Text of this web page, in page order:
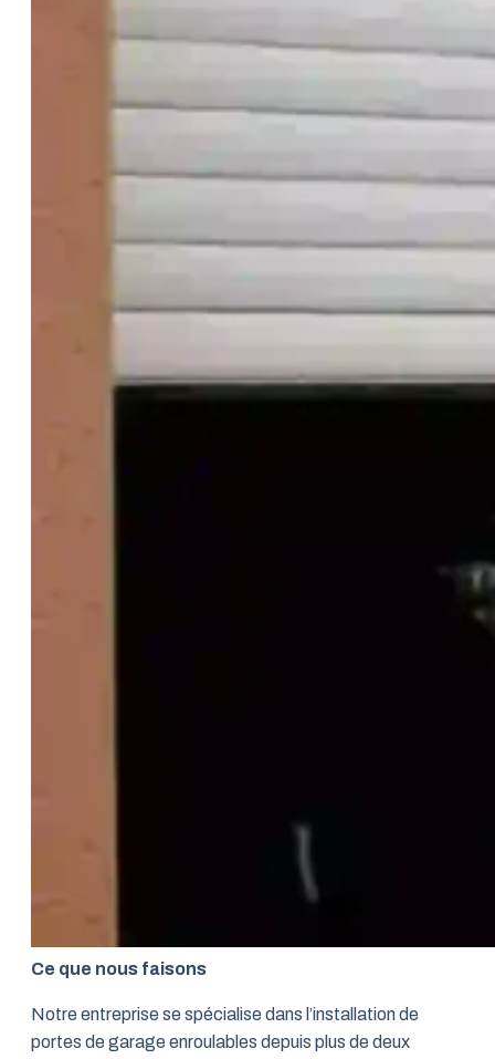
Ce que nous faisons
Notre entreprise se spécialise dans l’installation de
portes de garage enroulables depuis plus de deux